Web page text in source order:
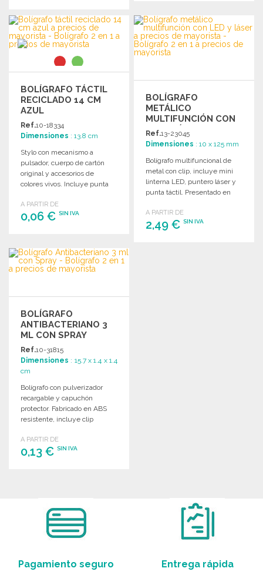
PEDIR
Solicitar un presupuesto
Solicitar un presupuesto
BOLÍGRAFO TÁCTIL
RECICLADO 14 CM
AZUL
Ref.10-18334
Dimensiones : 13.8 cm
Stylo con mecanismo a
pulsador, cuerpo de cartón
original y accesorios de
colores vivos. Incluye punta
A PARTIR DE
0,06 € SIN IVA
Solicitar un presupuesto
BOLÍGRAFO
METÁLICO
MULTIFUNCIÓN CON
LED Y LÁSER
Ref.13-23045
Dimensiones : 10 x 125 mm
Bolígrafo multifuncional de
metal con clip, incluye mini
linterna LED, puntero láser y
punta táctil. Presentado en
A PARTIR DE
2,49 €SIN IVA
BOLÍGRAFO
ANTIBACTERIANO 3
ML CON SPRAY
Ref.10-31815
Dimensiones : 15.7 x 1.4 x 1.4
cm
Bolígrafo con pulverizador
recargable y capuchón
protector. Fabricado en ABS
resistente, incluye clip
Capacidad de 3 ml.
A PARTIR DE
0,13 € SIN IVA
Pagamiento seguro Entrega rápida